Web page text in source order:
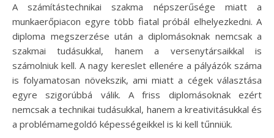
A számítástechnikai szakma népszerűsége miatt a
munkaerőpiacon egyre több fiatal próbál elhelyezkedni. A
diploma megszerzése után a diplomásoknak nemcsak a
szakmai tudásukkal, hanem a versenytársaikkal is
számolniuk kell. A nagy kereslet ellenére a pályázók száma
is folyamatosan növekszik, ami miatt a cégek választása
egyre szigorúbbá válik. A friss diplomásoknak ezért
nemcsak a technikai tudásukkal, hanem a kreativitásukkal és
a problémamegoldó képességeikkel is ki kell tűnniük.